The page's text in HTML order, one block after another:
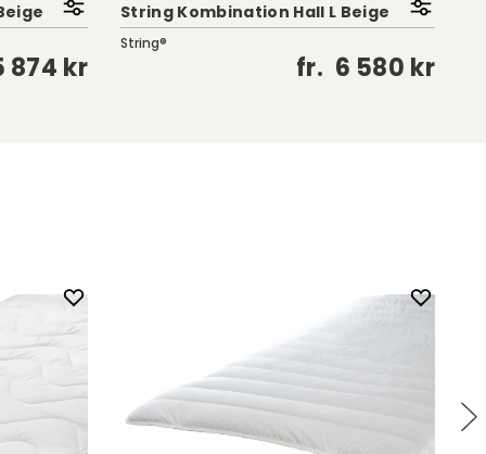
874 kr
String Kombination Hall L Beige
String®
fr. 6 580 kr